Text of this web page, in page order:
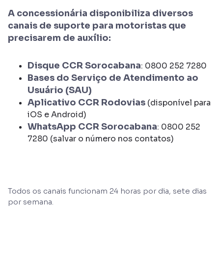
A concessionária disponibiliza diversos
canais de suporte para motoristas que
precisarem de auxílio:
Disque CCR Sorocabana: 0800 252 7280
Bases do Serviço de Atendimento ao
Usuário (SAU)
Aplicativo CCR Rodovias (disponível para
iOS e Android)
WhatsApp CCR Sorocabana: 0800 252
7280 (salvar o número nos contatos)
Todos os canais funcionam 24 horas por dia, sete dias
por semana.